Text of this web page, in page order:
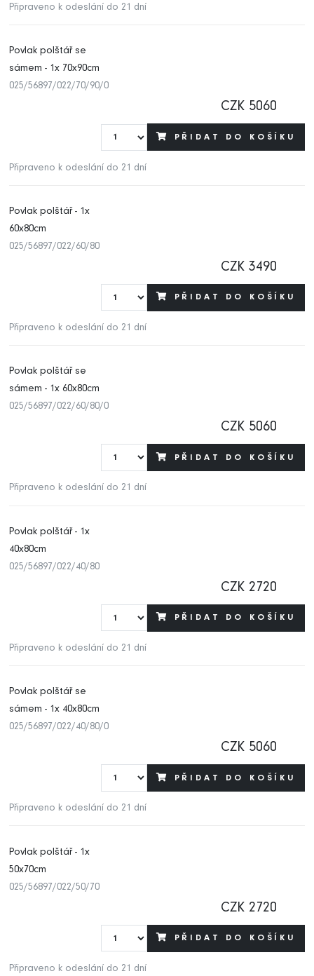
Připraveno k odeslání do 21 dní
Povlak polštář se
sámem - 1x 70x90cm
025/56897/022/70/90/0
CZK 5060
PŘIDAT DO KOŠÍKU
Připraveno k odeslání do 21 dní
Povlak polštář - 1x
60x80cm
025/56897/022/60/80
CZK 3490
PŘIDAT DO KOŠÍKU
Připraveno k odeslání do 21 dní
Povlak polštář se
sámem - 1x 60x80cm
025/56897/022/60/80/0
CZK 5060
PŘIDAT DO KOŠÍKU
Připraveno k odeslání do 21 dní
Povlak polštář - 1x
40x80cm
025/56897/022/40/80
CZK 2720
PŘIDAT DO KOŠÍKU
Připraveno k odeslání do 21 dní
Povlak polštář se
sámem - 1x 40x80cm
025/56897/022/40/80/0
CZK 5060
PŘIDAT DO KOŠÍKU
Připraveno k odeslání do 21 dní
Povlak polštář - 1x
50x70cm
025/56897/022/50/70
CZK 2720
PŘIDAT DO KOŠÍKU
Připraveno k odeslání do 21 dní